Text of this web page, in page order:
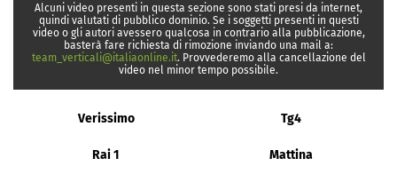
Alcuni video presenti in questa sezione sono stati presi da internet,
quindi valutati di pubblico dominio. Se i soggetti presenti in questi
video o gli autori avessero qualcosa in contrario alla pubblicazione,
basterà fare richiesta di rimozione inviando una mail a:
team_verticali@italiaonline.it. Provvederemo alla cancellazione del
video nel minor tempo possibile.
Verissimo Tg4
Rai 1 Mattina